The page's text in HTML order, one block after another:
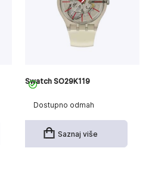
Dostupno odmah
Swatch SO29K119
Saznaj više